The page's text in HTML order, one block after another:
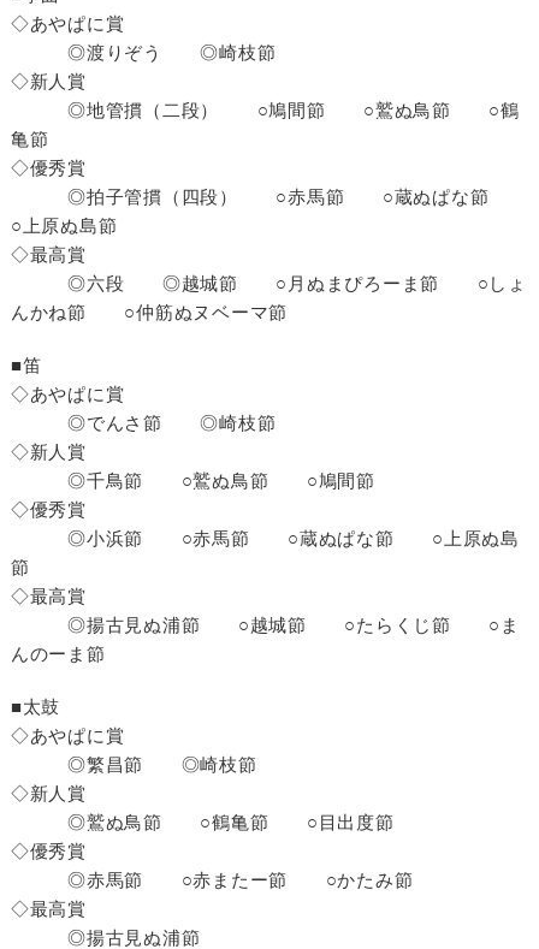
◇あやぱに賞
◎渡りぞう ◎崎枝節
◇新人賞
◎地管摜（二段） ○鳩間節 ○鷲ぬ鳥節 ○鶴
亀節
◇優秀賞
◎拍子管摜（四段） ○赤馬節 ○蔵ぬぱな節
○上原ぬ島節
◇最高賞
◎六段 ◎越城節 ○月ぬまぴろーま節 ○しょ
んかね節 ○仲筋ぬヌベーマ節
■笛
◇あやぱに賞
◎でんさ節 ◎崎枝節
◇新人賞
◎千鳥節 ○鷲ぬ鳥節 ○鳩間節
◇優秀賞
◎小浜節 ○赤馬節 ○蔵ぬぱな節 ○上原ぬ島
節
◇最高賞
◎揚古見ぬ浦節 ○越城節 ○たらくじ節 ○ま
んのーま節
■太鼓
◇あやぱに賞
◎繁昌節 ◎崎枝節
◇新人賞
◎鷲ぬ鳥節 ○鶴亀節 ○目出度節
◇優秀賞
◎赤馬節 ○赤またー節 ○かたみ節
◇最高賞
◎揚古見ぬ浦節